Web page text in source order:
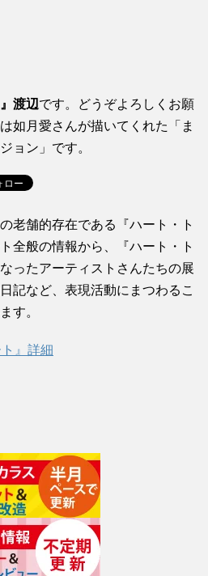
渡辺です。どうぞよろしくお願
如月愛さんが描いてくれた「ま
ョン」です。
老舗的存在である『ハート・ト
全般の情報から、『ハート・ト
ったアーティストさんたちの展
記など、表現活動にまつわるこ
す。
』詳細